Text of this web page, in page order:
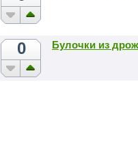
0 Булочки из